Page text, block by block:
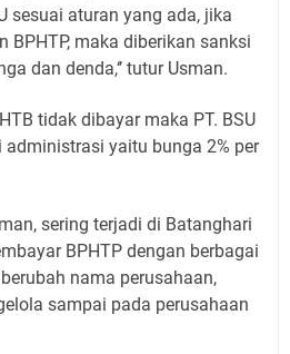
sesuai aturan yang ada, jika
BPHTP, maka diberikan sanksi
dan denda,‘’ tutur Usman.
tidak dibayar maka PT. BSU
yaitu bunga 2% per
sering terjadi di Batanghari
BPHTP dengan berbagai
nama perusahaan,
sampai pada perusahaan